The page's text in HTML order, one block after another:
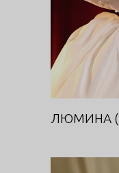
ЛЮМИНА